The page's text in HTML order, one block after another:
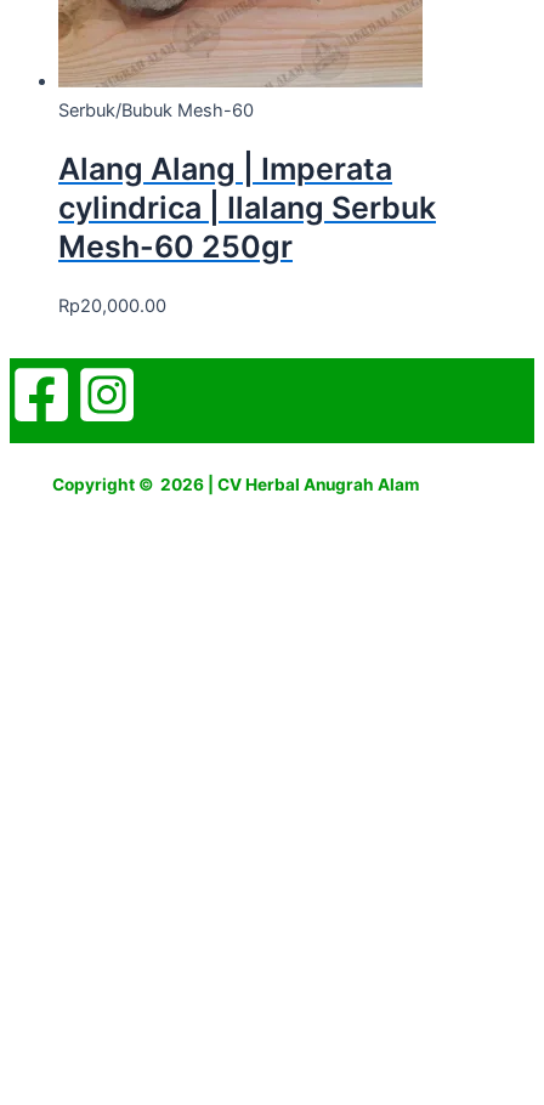
Serbuk/Bubuk Mesh-60
Alang Alang | Imperata
cylindrica | Ilalang Serbuk
Mesh-60 250gr
Rp20,000.00
Copyright © 2026 | CV Herbal Anugrah Alam